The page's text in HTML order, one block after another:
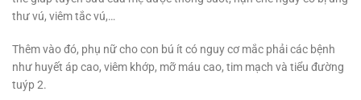
thư vú, viêm tắc vú,…
Thêm vào đó, phụ nữ cho con bú ít có nguy cơ mắc phải các bệnh
như huyết áp cao, viêm khớp, mỡ máu cao, tim mạch và tiểu đường
tuýp 2.